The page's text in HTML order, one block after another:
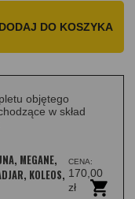
DODAJ DO KOSZYKA
objętego
w skład
MEGANE,
KOLEOS,
CENA:
170,00
zł